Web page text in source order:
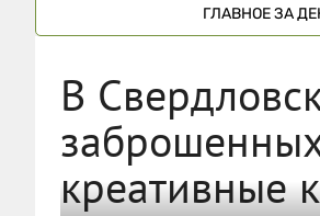
ГЛАВНОЕ ЗА
В
креативные